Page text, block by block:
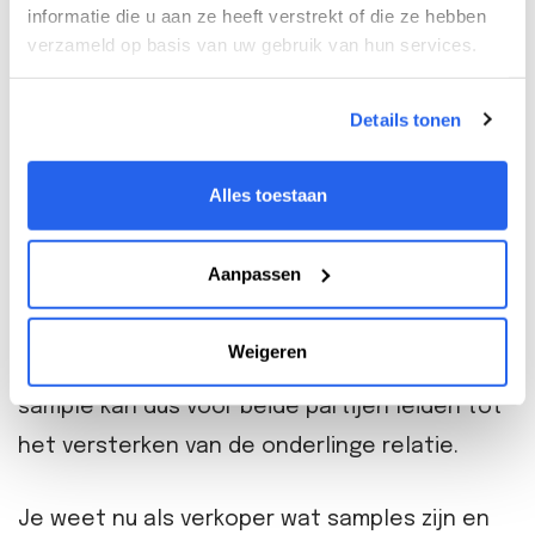
informatie die u aan ze heeft verstrekt of die ze hebben
verzameld op basis van uw gebruik van hun services.
Details tonen
Alles toestaan
Aanpassen
Weigeren
betere onderlinge band. De fabrikant laat zien
dat hij bereid is om moeite te doen, namelijk
inkopende partij laat blijken dat je oprecht
geïnteresseerd bent om een order te
sample een order plaatst, weet de fabrikant
dat je serieus bent. In de toekomst is deze
fabrikant ook sneller geneigd om (nog beter)
samen te werken. Het aanvragen van een
sample kan dus voor beide partijen leiden tot
het versterken van de onderlinge relatie.
Je weet nu als verkoper wat samples zijn en